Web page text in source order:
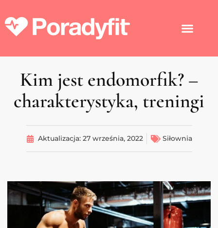
Kim jest endomorfik? –
charakterystyka, treningi
Aktualizacja: 27 września, 2022 Siłownia